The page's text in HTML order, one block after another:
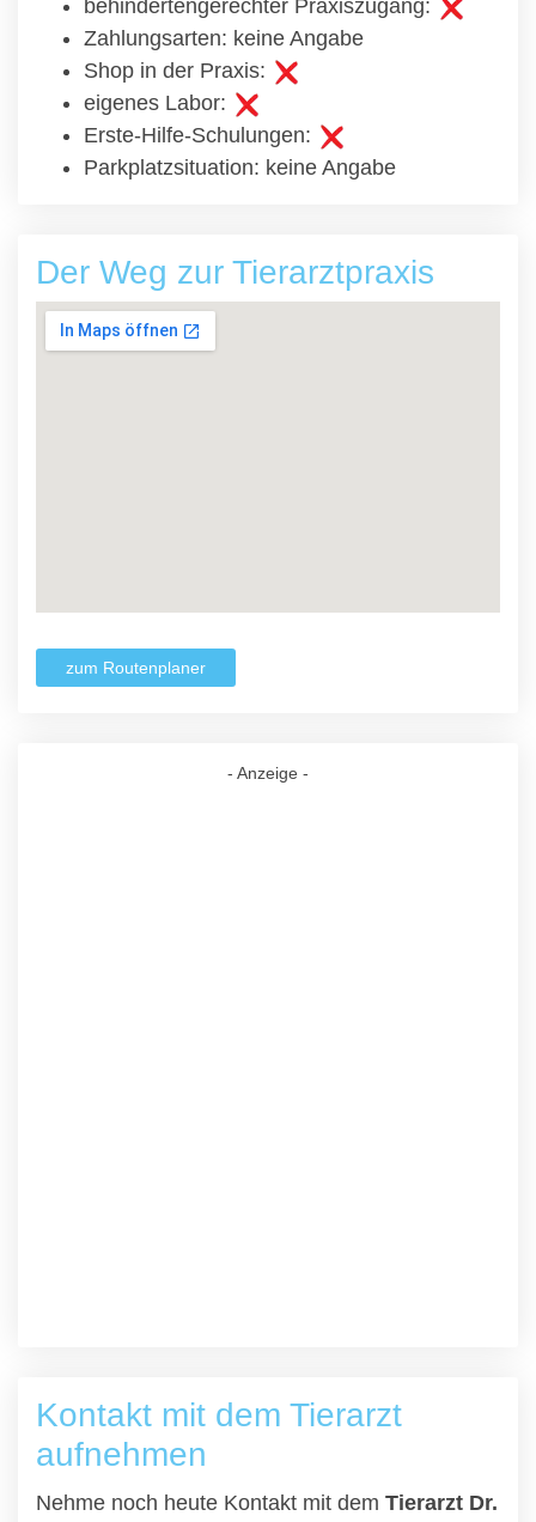
behindertengerechter Praxiszugang:
Zahlungsarten: keine Angabe
Shop in der Praxis:
eigenes Labor:
Erste-Hilfe-Schulungen:
Parkplatzsituation: keine Angabe
Der Weg zur Tierarztpraxis
zum Routenplaner
- Anzeige -
Kontakt mit dem Tierarzt
aufnehmen
Nehme noch heute Kontakt mit dem Tierarzt Dr.